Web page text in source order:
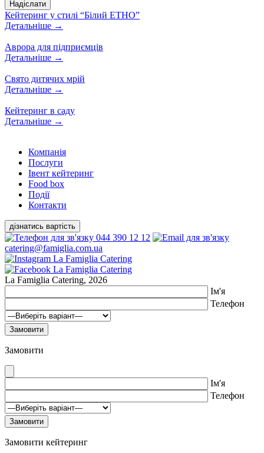
Кейтеринг у стилі “Білий ЕТНО”
Детальніше →
Аврора для підприємців
Детальніше →
Свято дитячих мрій
Детальніше →
Кейтеринг в саду
Детальніше →
Компанiя
Послуги
Івент кейтеринг
Food box
Події
Контакти
дізнатись вартість
044 390 12 12
catering@famiglia.com.ua
La Famiglia Catering, 2026
Ім'я
Телефон
Замовити
Ім'я
Телефон
Замовити кейтеринг